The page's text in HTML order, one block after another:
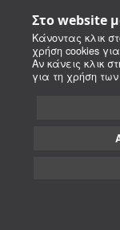
Στο website
Κάνοντας κλικ
χρήση cookies
Αν κάνεις κλικ
για τη χρήση